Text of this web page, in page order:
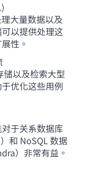
大量数据以及
以提供处理这
性。
储以及检索大型
优化这些用例
于关系数据库
和 NoSQL 数据
）非常有益。